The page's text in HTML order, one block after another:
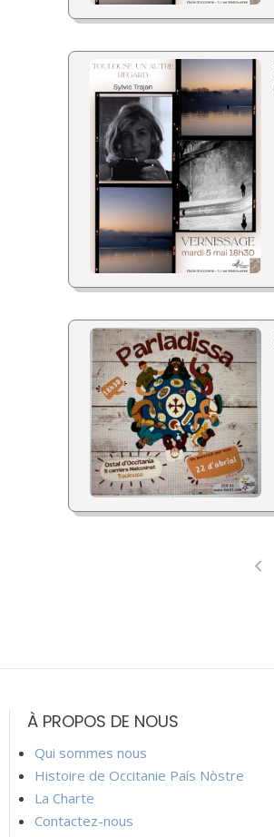
À PROPOS DE NOUS
Qui sommes nous
Histoire de Occitanie País Nòstre
La Charte
Contactez-nous